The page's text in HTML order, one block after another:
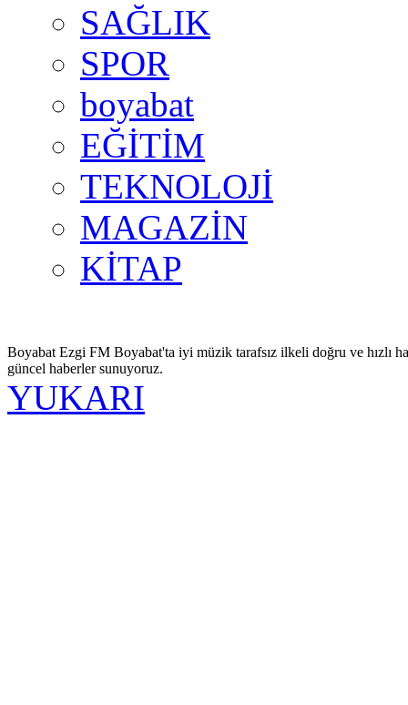
SAĞLIK
SPOR
boyabat
EĞİTİM
TEKNOLOJİ
MAGAZİN
KİTAP
Boyabat Ezgi FM Boyabat'ta iyi müzik tarafsız ilkeli doğru ve hızlı
güncel haberler sunuyoruz.
YUKARI